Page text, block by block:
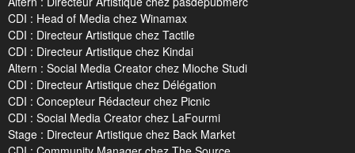
CDI : Head of Media chez Winamax
CDI : Directeur Artistique chez Tactile
CDI : Directeur Artistique chez Kindai
Altern : Social Media Creator chez Mioche Studi
CDI : Directeur Artistique chez Délégation
CDI : Concepteur Rédacteur chez Picnic
CDI : Social Media Creator chez LaFourmi
Stage : Directeur Artistique chez Back Market